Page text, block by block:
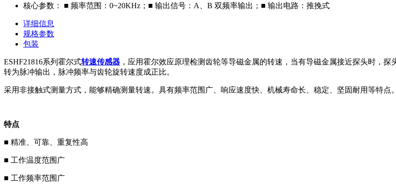
核心参数：
■ 频率范围：0~20KHz；■ 输出信号：A、B 双频率输出；■ 输出电路：推挽式
详细信息
规格参数
包装
ESHF21816系列霍尔式转速传感器 ，应用霍尔效应原理检测齿轮等导磁金属的转速，当有导磁金属接近探头时，
转为脉冲输出，脉冲频率与齿轮旋转速度成正比。
采用非接触式测量方式，能够精确测量转速。具有频率范围广、响应速度快、机械寿命长、稳定、坚固耐用等特点。
特点
■ 精准、可靠、重复性高
■ 工作温度范围广
■ 工作频率范围广